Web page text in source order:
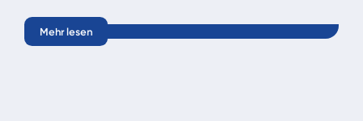
Mehr lesen